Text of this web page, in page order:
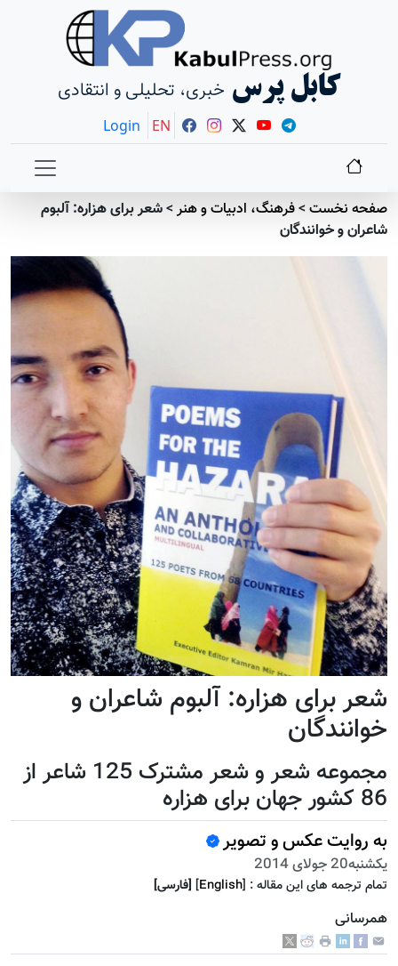
کابل پرس خبری، تحلیلی و انتقادی
Login EN
صفحه نخست>فرهنگ، ادبیات و هنر>شعر برای هزاره: آلبوم
شاعران و خوانندگان
شعر برای هزاره: آلبوم شاعران و
خوانندگان
مجموعه شعر و شعر مشترک 125 شاعر از
86 کشور جهان برای هزاره
به روایت عکس و تصویر
يكشنبه20 جولای 2014
تمام ترجمه هاى اين مقاله : [English] [فارسى]
همرسانی